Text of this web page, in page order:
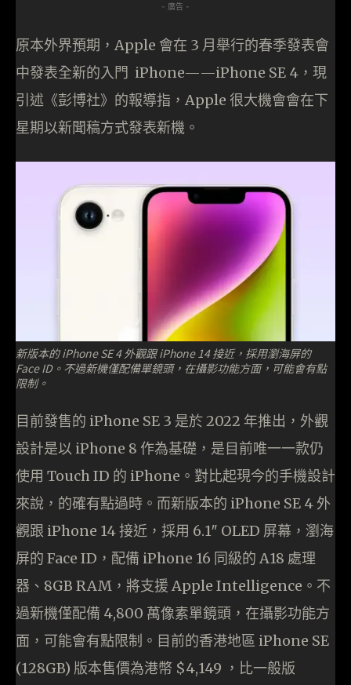
- 廣告 -
原本外界預期，Apple 會在 3 月舉行的春季發表會
中發表全新的入門 iPhone——iPhone SE 4，現
引述《彭博社》的報導指，Apple 很大機會會在下
星期以新聞稿方式發表新機。
新版本的 iPhone SE 4 外觀跟 iPhone 14 接近，採用瀏海屏的
Face ID。不過新機僅配備單鏡頭，在攝影功能方面，可能會有點
限制。
目前發售的 iPhone SE 3 是於 2022 年推出，外觀
設計是以 iPhone 8 作為基礎，是目前唯一一款仍
使用 Touch ID 的 iPhone。對比起現今的手機設計
來說，的確有點過時。而新版本的 iPhone SE 4 外
觀跟 iPhone 14 接近，採用 6.1″ OLED 屏幕，瀏海
屏的 Face ID，配備 iPhone 16 同級的 A18 處理
器、8GB RAM，將支援 Apple Intelligence。不
過新機僅配備 4,800 萬像素單鏡頭，在攝影功能方
面，可能會有點限制。目前的香港地區 iPhone SE
(128GB) 版本售價為港幣 $4,149 ，比一般版